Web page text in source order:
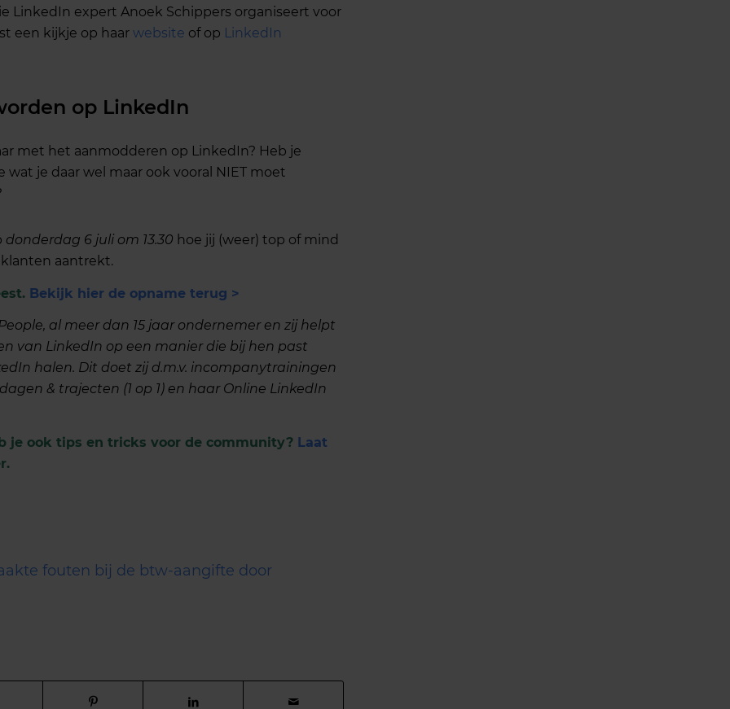
LinkedIn expert Anoek Schippers organiseert voor
een kijkje op haar website of op LinkedIn
op LinkedIn
met het aanmodderen op LinkedIn? Heb je
wat je daar wel maar ook vooral NIET moet
donderdag 6 juli om 13.30 hoe jij (weer) top of mind
aantrekt.
Bekijk hier de opname terug >
al meer dan 15 jaar ondernemer en zij helpt
van LinkedIn op een manier die bij hen past
halen. Dit doet zij d.m.v. incompanytrainingen
& trajecten (1 op 1) en haar Online LinkedIn
je ook tips en tricks voor de community? Laat
fouten bij de btw-aangifte door